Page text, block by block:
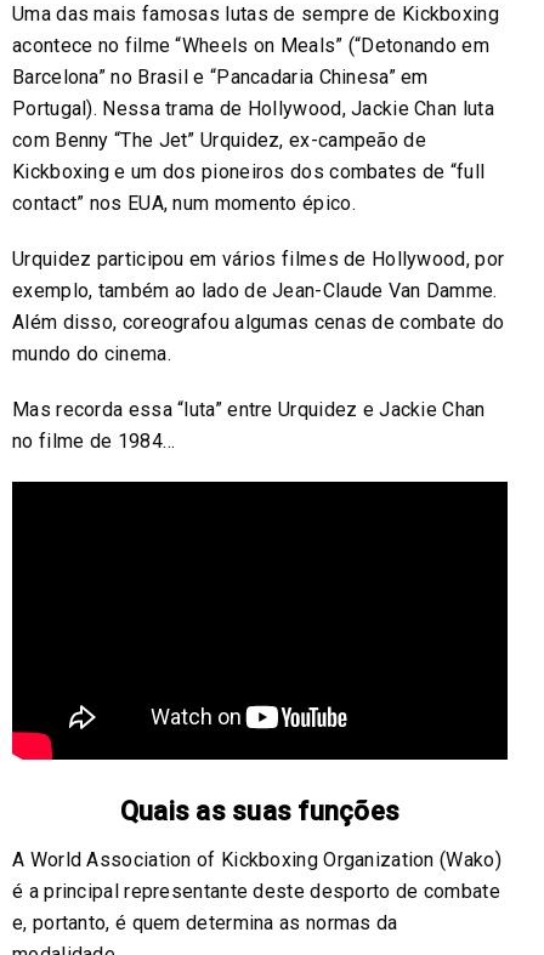
Uma das mais famosas lutas de sempre de Kickboxing
acontece no filme “Wheels on Meals” (“Detonando em
Barcelona” no Brasil e “Pancadaria Chinesa” em
Portugal). Nessa trama de Hollywood, Jackie Chan luta
com Benny “The Jet” Urquidez, ex-campeão de
Kickboxing e um dos pioneiros dos combates de “full
contact” nos EUA, num momento épico.
Urquidez participou em vários filmes de Hollywood, por
exemplo, também ao lado de Jean-Claude Van Damme.
Além disso, coreografou algumas cenas de combate do
mundo do cinema.
Mas recorda essa “luta” entre Urquidez e Jackie Chan
no filme de 1984…
Quais as suas funções
A World Association of Kickboxing Organization (Wako)
é a principal representante deste desporto de combate
e, portanto, é quem determina as normas da